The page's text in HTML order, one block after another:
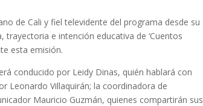
de Cali y fiel televidente del programa desde su
e intención educativa de ‘Cuentos
esta emisión.
conducido por Leidy Dinas, quién hablará con
Leonardo Villaquirán; la coordinadora de
Mauricio Guzmán, quienes compartirán sus